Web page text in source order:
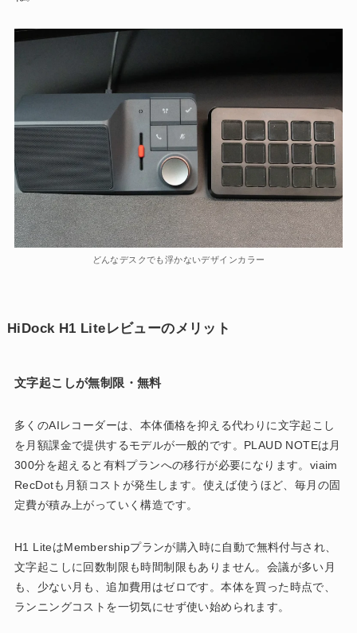
どんなデスクでも浮かないデザインカラー
HiDock H1 Liteレビューのメリット
文字起こしが無制限・無料
多くのAIレコーダーは、本体価格を抑える代わりに文字起こし
を月額課金で提供するモデルが一般的です。PLAUD NOTEは月
300分を超えると有料プランへの移行が必要になります。viaim
RecDotも月額コストが発生します。使えば使うほど、毎月の固
定費が積み上がっていく構造です。
H1 LiteはMembershipプランが購入時に自動で無料付与され、
文字起こしに回数制限も時間制限もありません。会議が多い月
も、少ない月も、追加費用はゼロです。本体を買った時点で、
ランニングコストを一切気にせず使い始められます。